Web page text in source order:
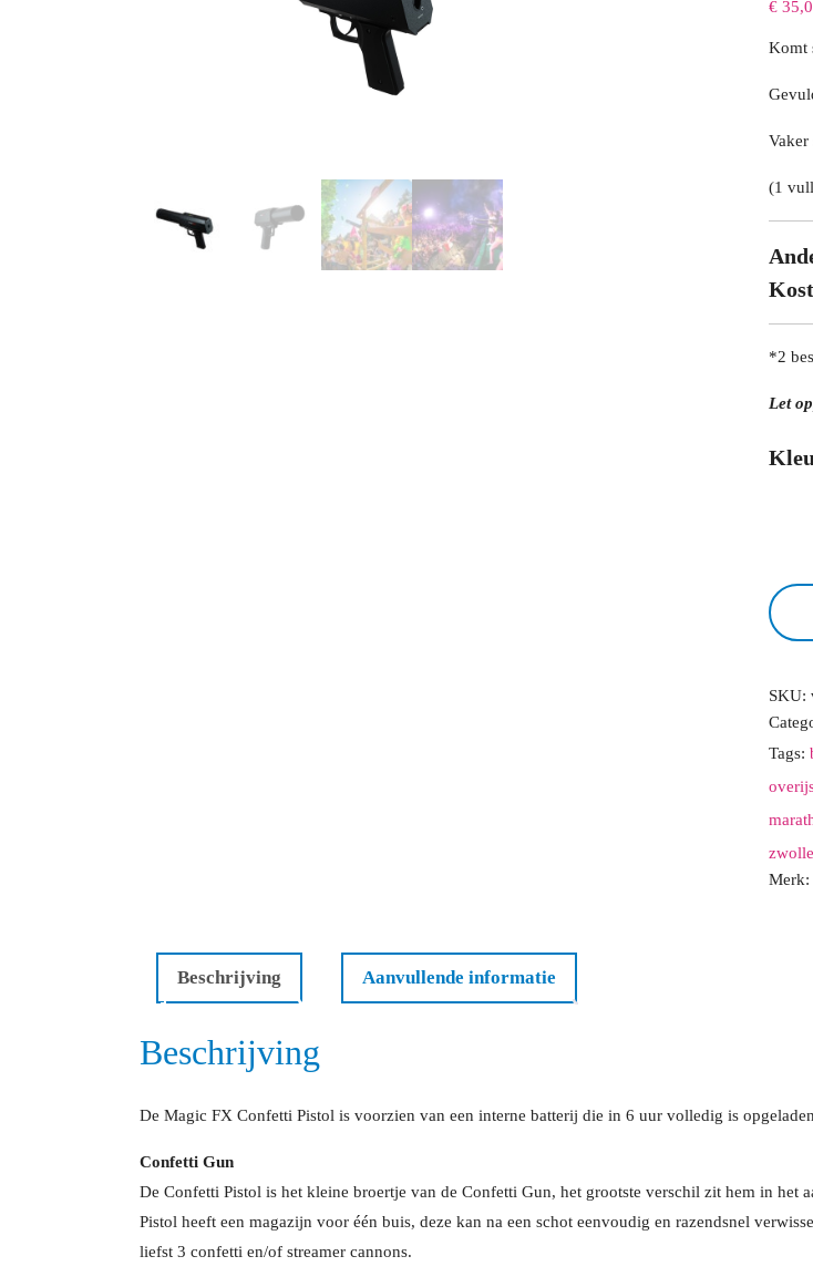
€
Komt
Vaker
(1
*2
Let
(incl
of
SKU:
Tags:
zwolle
Merk:
Beschrijving Aanvullende informatie
Beschrijving
De Magic FX Confetti Pistol is voorzien van een interne batterij die in 6 uur volledig is
Confetti Gun
De Confetti Pistol is het kleine broertje van de Confetti Gun, het grootste verschil zit hem in
Pistol heeft een magazijn voor één buis, deze kan na een schot eenvoudig en razendsnel
liefst 3 confetti en/of streamer cannons.